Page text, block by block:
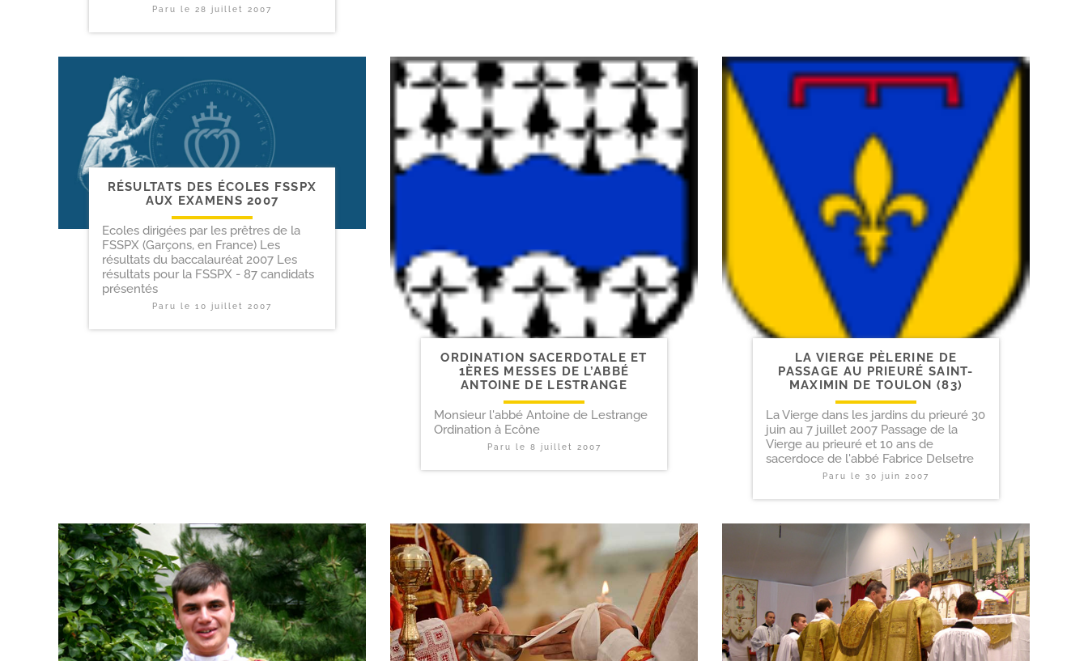
Paru le 28 juillet 2007
RÉSULTATS DES ÉCOLES FSSPX
AUX EXAMENS 2007
Ecoles dirigées par les prêtres de la
FSSPX (Garçons, en France) Les
résultats du baccalauréat 2007 Les
résultats pour la FSSPX - 87 candidats
présentés
Paru le 10 juillet 2007
ORDINATION SACERDOTALE ET
1ÈRES MESSES DE L’ABBÉ
ANTOINE DE LESTRANGE
Monsieur l'abbé Antoine de Lestrange
Ordination à Ecône
Paru le 8 juillet 2007
LA VIERGE PÈLERINE DE
PASSAGE AU PRIEURÉ SAINT-​
MAXIMIN DE TOULON (83)
La Vierge dans les jardins du prieuré 30
juin au 7 juillet 2007 Passage de la
Vierge au prieuré et 10 ans de
sacerdoce de l'abbé Fabrice Delsetre
Paru le 30 juin 2007